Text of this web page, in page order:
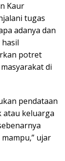
Kaur
tugas
adanya dan
potret
di
pendataan
atau keluarga
ujar